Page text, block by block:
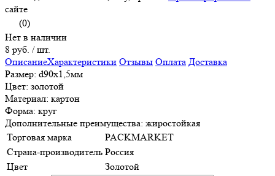
сайте
(0)
Нет в наличии
8 руб. / шт.
ОписаниеХарактеристики Отзывы Оплата Доставка
Размер: d90х1,5мм
Цвет: золотой
Материал: картон
Форма: круг
Дополнительные преимущества: жиростойкая
Торговая марка
PACKMARKET
Страна-производитель Россия
Цвет
Золотой